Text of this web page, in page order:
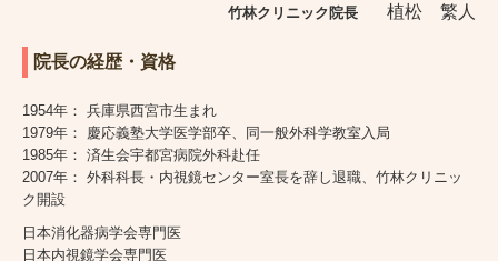
竹林クリニック院長 植松 繁人
院長の経歴・資格
1954年： 兵庫県西宮市生まれ
1979年： 慶応義塾大学医学部卒、同一般外科学教室入局
1985年： 済生会宇都宮病院外科赴任
2007年： 外科科長・内視鏡センター室長を辞し退職、竹林クリニッ
ク開設
日本消化器病学会専門医
日本内視鏡学会専門医